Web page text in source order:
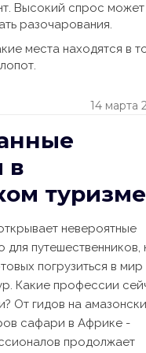
Высокий спрос может
разочарования.
места находятся в
14 марта
в
туризме
невероятные
для путешественников,
погрузиться в мир
Какие профессии
От гидов на
сафари в Африке -
продолжает